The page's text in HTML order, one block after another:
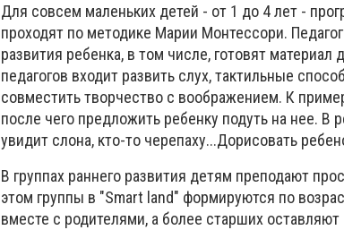
Для совсем маленьких детей - от 1 до 4 лет -
проходят по методике Марии Монтессори.
развития ребенка, в том числе, готовят
педагогов входит развить слух, тактильные
совместить творчество с воображением. К
после чего предложить ребенку подуть на нее. В
увидит слона, кто-то черепаху...Дорисовать
В группах раннего развития детям преподают
этом группы в "Smart land" формируются по
вместе с родителями, а более старших оставляют